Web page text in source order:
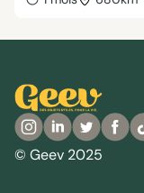
© Geev 2025